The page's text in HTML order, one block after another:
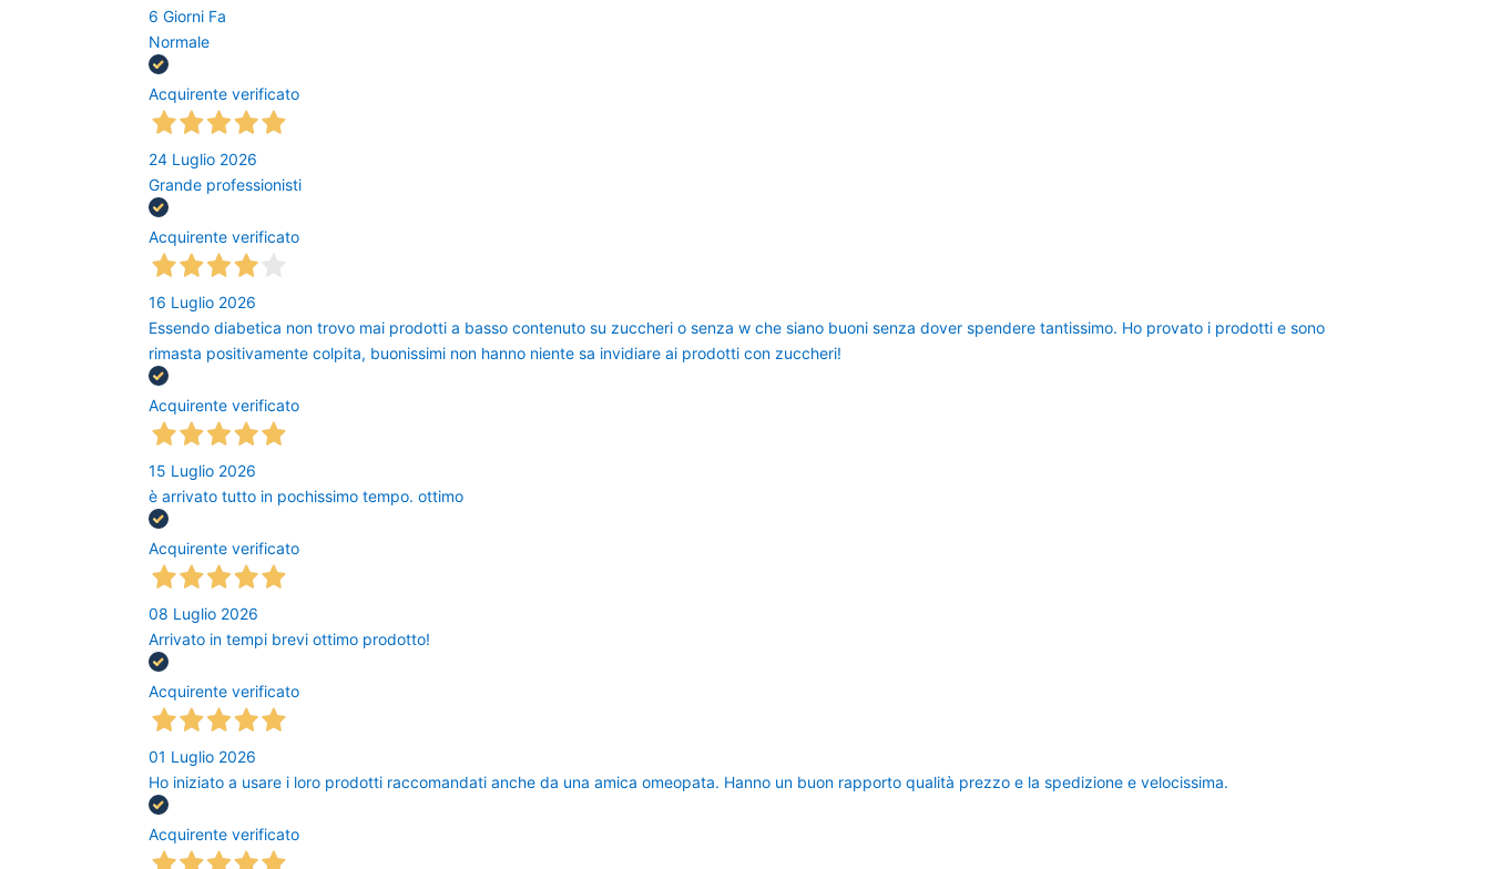
6 Giorni Fa
Normale
Acquirente verificato
24 Luglio 2026
Grande professionisti
Acquirente verificato
16 Luglio 2026
Essendo diabetica non trovo mai prodotti a basso contenuto su zuccheri o senza w che siano buoni senza dover spendere tantissimo. Ho provato i prodotti e sono
rimasta positivamente colpita, buonissimi non hanno niente sa invidiare ai prodotti con zuccheri!
Acquirente verificato
15 Luglio 2026
è arrivato tutto in pochissimo tempo. ottimo
Acquirente verificato
08 Luglio 2026
Arrivato in tempi brevi ottimo prodotto!
Acquirente verificato
01 Luglio 2026
Ho iniziato a usare i loro prodotti raccomandati anche da una amica omeopata. Hanno un buon rapporto qualità prezzo e la spedizione e velocissima.
Acquirente verificato